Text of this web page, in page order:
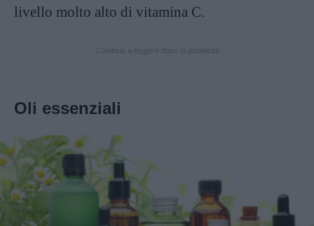
livello molto alto di vitamina C.
Oli essenziali